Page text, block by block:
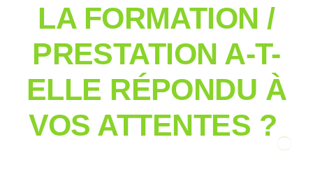
LA FORMATION /
PRESTATION A-T-
ELLE RÉPONDU À
VOS ATTENTES ?